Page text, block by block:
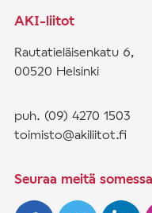
AKI-liitot
Rautatieläisenkatu 6,
00520 Helsinki
puh. (09) 4270 1503
toimisto@akiliitot.fi
Seuraa meitä